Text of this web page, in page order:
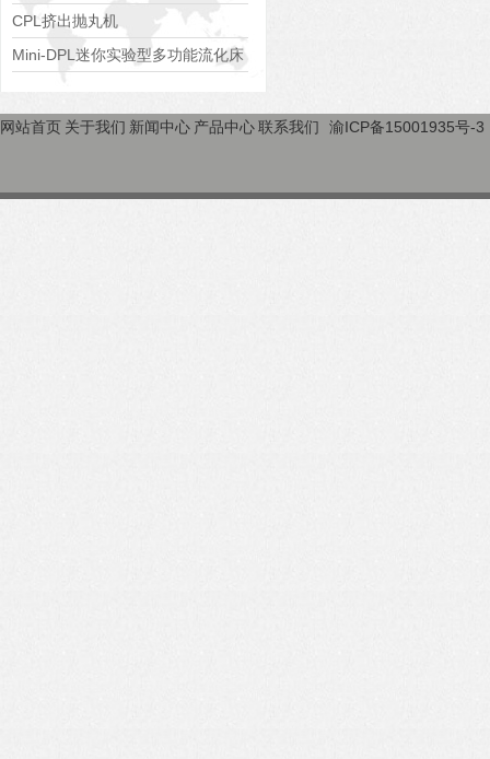
CPL挤出抛丸机
Mini-DPL迷你实验型多功能流化床
网站首页 关于我们 新闻中心 产品中心联系我们 渝ICP备15001935号-3